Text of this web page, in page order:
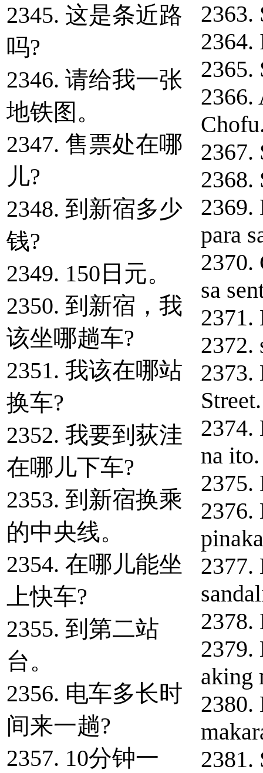
2345. 这是条近路
吗?
2346. 请给我一张
地铁图。
2347. 售票处在哪
儿?
2348. 到新宿多少
钱?
2349. 150日元。
2350. 到新宿，我
该坐哪趟车?
2351. 我该在哪站
换车?
2352. 我要到荻洼
在哪儿下车?
2353. 到新宿换乘
的中央线。
2354. 在哪儿能坐
上快车?
2355. 到第二站
台。
2356. 电车多长时
间来一趟?
2357. 10分钟一
2363.
2364.
2365.
2366.
2367.
2368.
2369.
para
2370.
sa
2371.
2372.
2373.
Street.
2374.
na ito.
2375.
2376.
2377.
2378.
2379.
aking
2380.
2381.